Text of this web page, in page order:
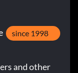
since 1998
and other